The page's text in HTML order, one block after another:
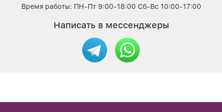
Время работы: ПН-Пт 9:00-18:00 Сб-Вс 10:00-17:00
Написать в мессенджеры